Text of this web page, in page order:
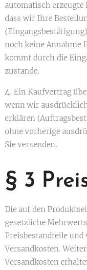
automatisch
dass wir Ihre
noch keine Annahme
kommt durch die
zustande.
4. Ein Kaufvertrag
wenn wir
erklären
ohne vorherige
Sie versenden.
§ 3
Die auf den
gesetzliche
Preisbestandteile
Versandkosten.
Versandkosten